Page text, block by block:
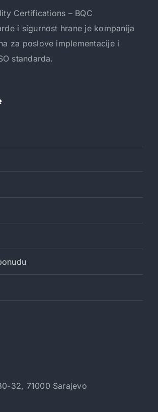
Certifications – BQC
i sigurnost hrane je kompanija
za poslove implementacije i
standarda.
32, 71000 Sarajevo